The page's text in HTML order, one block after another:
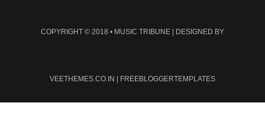
COPYRIGHT © 2018 • MUSIC TRIBUNE | DESIGNED BY
VEETHEMES.CO.IN | FREEBLOGGERTEMPLATES